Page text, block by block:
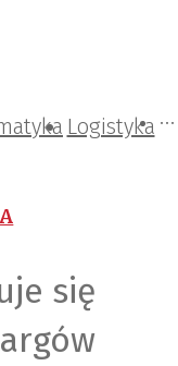
Logistyka
się